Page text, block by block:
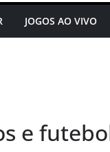
JOGOS AO VIVO
e